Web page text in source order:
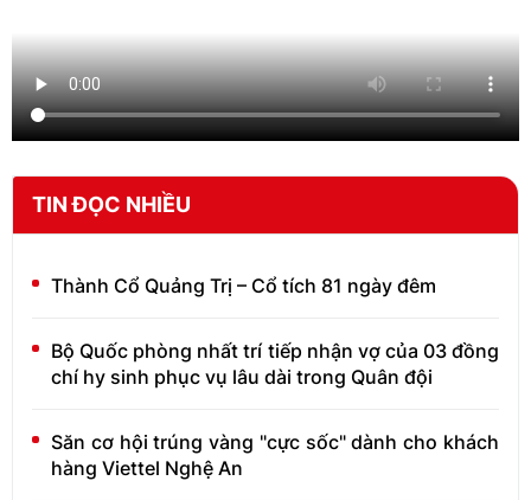
TIN ĐỌC NHIỀU
Thành Cổ Quảng Trị – Cổ tích 81 ngày đêm
Bộ Quốc phòng nhất trí tiếp nhận vợ của 03 đồng
chí hy sinh phục vụ lâu dài trong Quân đội
Săn cơ hội trúng vàng "cực sốc" dành cho khách
hàng Viettel Nghệ An